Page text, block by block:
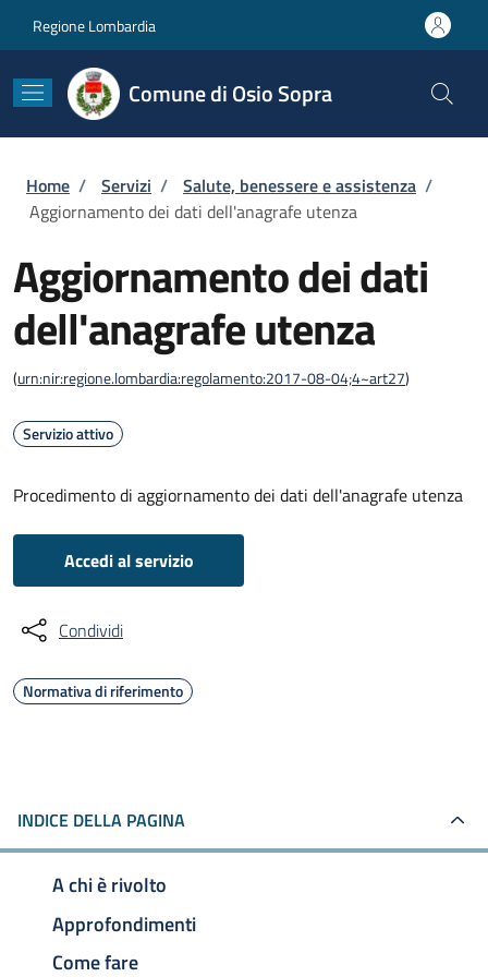
Regione Lombardia
Comune di Osio Sopra
Briciole di pane
Home / Servizi / Salute, benessere e assistenza /
Aggiornamento dei dati dell'anagrafe utenza
Aggiornamento dei dati
dell'anagrafe utenza
(urn:nir:regione.lombardia:regolamento:2017-08-04;4~art27)
Servizio attivo
Procedimento di aggiornamento dei dati dell'anagrafe utenza
Accedi al servizio
Condividi
Normativa di riferimento
INDICE DELLA PAGINA
A chi è rivolto
Approfondimenti
Come fare